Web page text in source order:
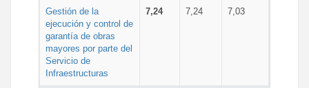
Gestión de la
ejecución y control de
garantía de obras
mayores por parte del
Servicio de
Infraestructuras
7,24 7,24 7,03